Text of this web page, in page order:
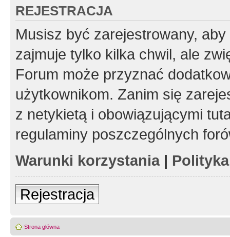
REJESTRACJA
Musisz być zarejestrowany,
zajmuje tylko kilka chwil, ale
Forum może przyznać
użytkownikom. Zanim się
z netykietą i obowiązującymi
regulaminy poszczególnych
Warunki korzystania|
Rejestracja
Strona główna